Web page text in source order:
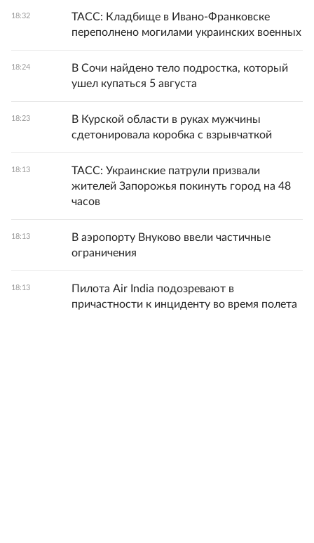
18:32
ТАСС: Кладбище в Ивано-Франковске
переполнено могилами украинских военных
18:24
В Сочи найдено тело подростка, который
ушел купаться 5 августа
18:23
В Курской области в руках мужчины
сдетонировала коробка с взрывчаткой
18:13
ТАСС: Украинские патрули призвали
жителей Запорожья покинуть город на 48
часов
18:13
В аэропорту Внуково ввели частичные
ограничения
18:13
Пилота Air India подозревают в
причастности к инциденту во время полета